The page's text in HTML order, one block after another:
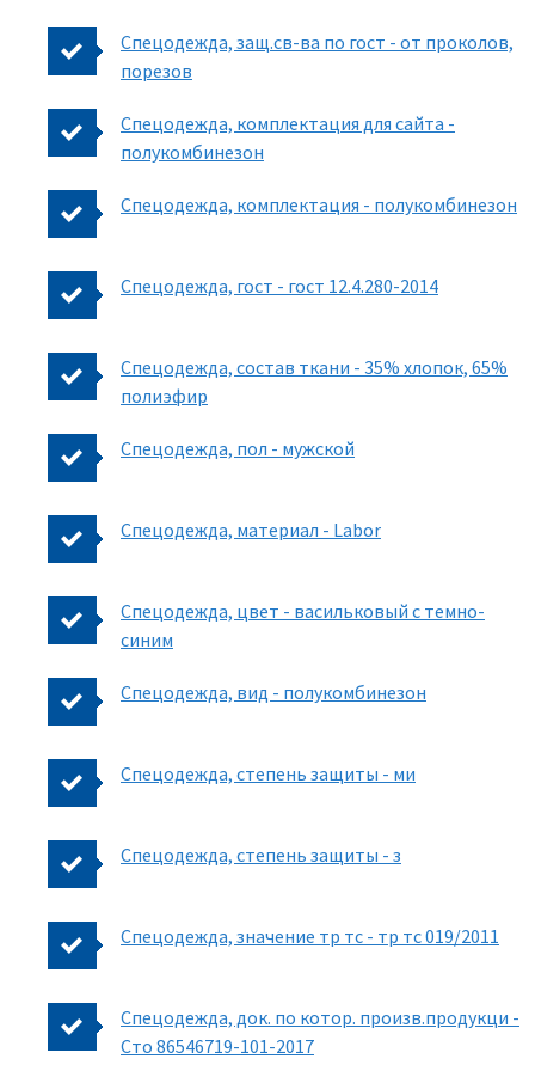
Спецодежда, защ.св-ва по гост - от проколов,
порезов
Спецодежда, комплектация для сайта -
полукомбинезон
Спецодежда, комплектация - полукомбинезон
Спецодежда, гост - гост 12.4.280-2014
Спецодежда, состав ткани - 35% хлопок, 65%
полиэфир
Спецодежда, пол - мужской
Спецодежда, материал - Labor
Спецодежда, цвет - васильковый с темно-
синим
Спецодежда, вид - полукомбинезон
Спецодежда, степень защиты - ми
Спецодежда, степень защиты - з
Спецодежда, значение тр тс - тр тс 019/2011
Спецодежда, док. по котор. произв.продукци -
Cто 86546719-101-2017